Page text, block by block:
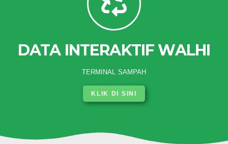
DATA INTERAKTIF WALHI
TERMINAL SAMPAH
KLIK DI SINI